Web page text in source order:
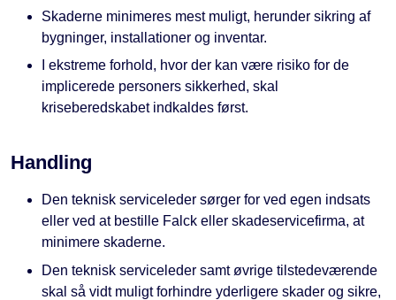
Skaderne minimeres mest muligt, herunder sikring af
bygninger, installationer og inventar.
I ekstreme forhold, hvor der kan være risiko for de
implicerede personers sikkerhed, skal
kriseberedskabet indkaldes først.
Handling
Den teknisk serviceleder sørger for ved egen indsats
eller ved at bestille Falck eller skadeservicefirma, at
minimere skaderne.
Den teknisk serviceleder samt øvrige tilstedeværende
skal så vidt muligt forhindre yderligere skader og sikre,